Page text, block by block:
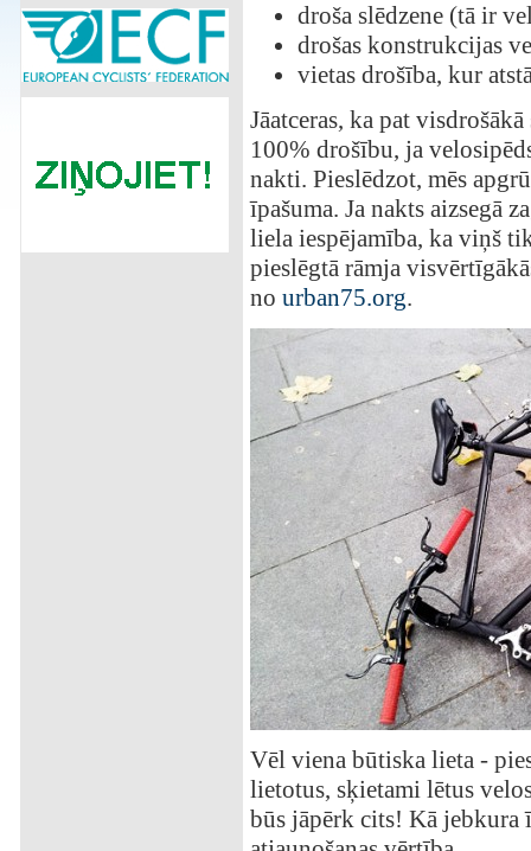
droša slēdzene (tā ir
drošas konstrukcijas
vietas drošība, kur
Jāatceras, ka pat
100% drošību, ja
nakti. Pieslēdzot, mēs
īpašuma. Ja nakts aizsegā
liela iespējamība, ka viņš
pieslēgtā rāmja
no urban75.org.
Vēl viena būtiska lieta -
lietotus, sķietami lētus
būs jāpērk cits! Kā jebkura